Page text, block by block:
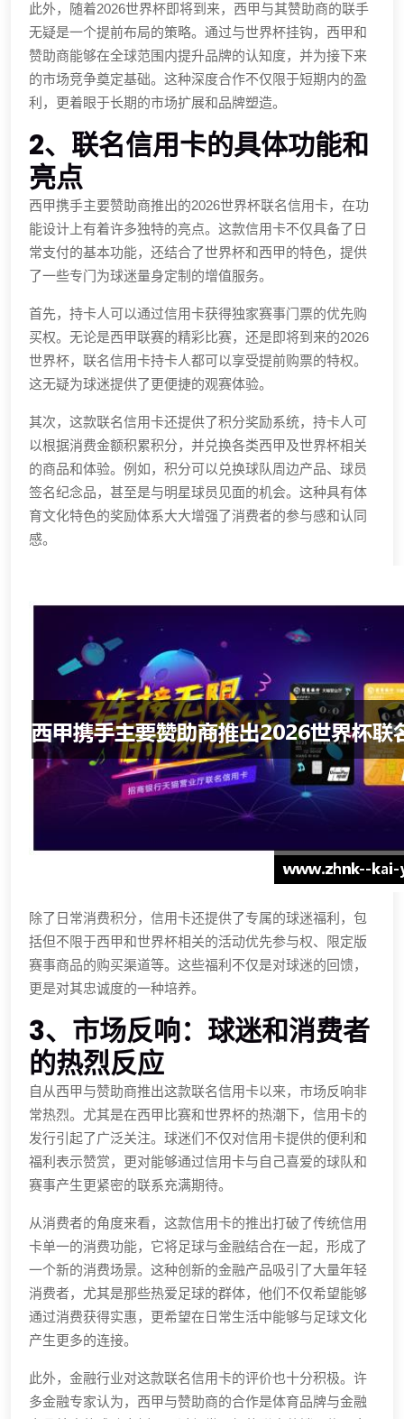
此外，随着2026世界杯即将到来，西甲与其赞助商的联手
无疑是一个提前布局的策略。通过与世界杯挂钩，西甲和
赞助商能够在全球范围内提升品牌的认知度，并为接下来
的市场竞争奠定基础。这种深度合作不仅限于短期内的盈
利，更着眼于长期的市场扩展和品牌塑造。
2、联名信用卡的具体功能和
亮点
西甲携手主要赞助商推出的2026世界杯联名信用卡，在功
能设计上有着许多独特的亮点。这款信用卡不仅具备了日
常支付的基本功能，还结合了世界杯和西甲的特色，提供
了一些专门为球迷量身定制的增值服务。
首先，持卡人可以通过信用卡获得独家赛事门票的优先购
买权。无论是西甲联赛的精彩比赛，还是即将到来的2026
世界杯，联名信用卡持卡人都可以享受提前购票的特权。
这无疑为球迷提供了更便捷的观赛体验。
其次，这款联名信用卡还提供了积分奖励系统，持卡人可
以根据消费金额积累积分，并兑换各类西甲及世界杯相关
的商品和体验。例如，积分可以兑换球队周边产品、球员
签名纪念品，甚至是与明星球员见面的机会。这种具有体
育文化特色的奖励体系大大增强了消费者的参与感和认同
感。
除了日常消费积分，信用卡还提供了专属的球迷福利，包
括但不限于西甲和世界杯相关的活动优先参与权、限定版
赛事商品的购买渠道等。这些福利不仅是对球迷的回馈，
更是对其忠诚度的一种培养。
3、市场反响：球迷和消费者
的热烈反应
自从西甲与赞助商推出这款联名信用卡以来，市场反响非
常热烈。尤其是在西甲比赛和世界杯的热潮下，信用卡的
发行引起了广泛关注。球迷们不仅对信用卡提供的便利和
福利表示赞赏，更对能够通过信用卡与自己喜爱的球队和
赛事产生更紧密的联系充满期待。
从消费者的角度来看，这款信用卡的推出打破了传统信用
卡单一的消费功能，它将足球与金融结合在一起，形成了
一个新的消费场景。这种创新的金融产品吸引了大量年轻
消费者，尤其是那些热爱足球的群体，他们不仅希望能够
通过消费获得实惠，更希望在日常生活中能够与足球文化
产生更多的连接。
此外，金融行业对这款联名信用卡的评价也十分积极。许
多金融专家认为，西甲与赞助商的合作是体育品牌与金融